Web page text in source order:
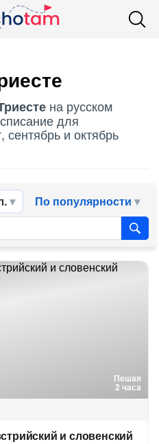
на русском
для
сентябрь и октябрь
По популярности
Пешая
2 часа
и словенский